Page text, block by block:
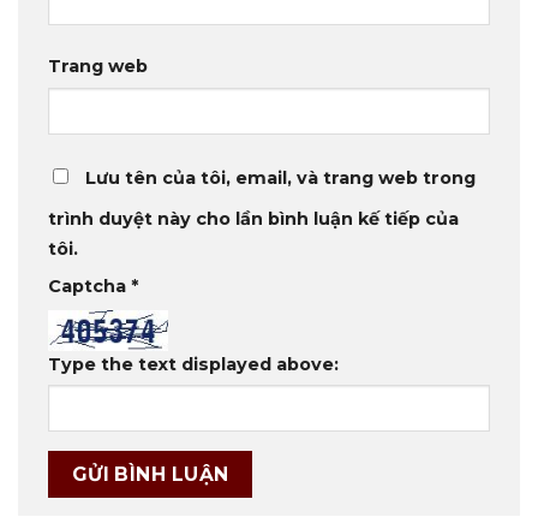
Trang web
Lưu tên của tôi, email, và trang web trong
trình duyệt này cho lần bình luận kế tiếp của
tôi.
Captcha *
Type the text displayed above: